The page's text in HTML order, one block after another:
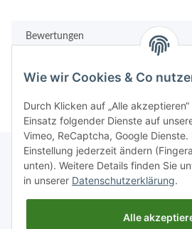
Bewertungen
Rechtliches
Wie wir Cookies & Co
Durch Klicken auf „Alle
Einsatz folgender Dienste auf
Vimeo, ReCaptcha, Google
Einstellung jederzeit ändern
unten). Weitere Details finden Sie
in unserer Datenschutzerklärung.
Alle